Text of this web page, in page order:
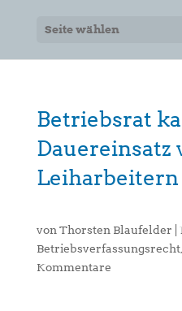
Seite wählen
Betriebsrat
Dauereinsatz
von Thorsten Blaufelder
Betriebsverfassungsrecht,
Kommentare